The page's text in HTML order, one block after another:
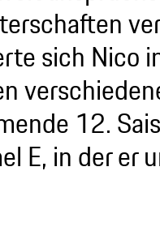
sich Nico
12.
E, in der er